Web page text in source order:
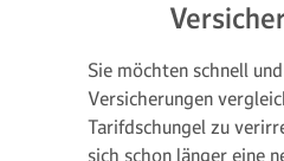
Sie möchten schnell
Versicherungen
Tarifdschungel zu
sich schon länger eine